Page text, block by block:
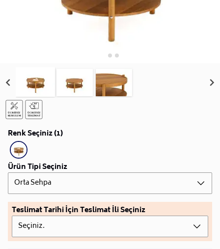
Renk Seçiniz (1)
Ürün Tipi Seçiniz
Orta Sehpa
Teslimat Tarihi İçin Teslimat İli Seçiniz
Seçiniz.